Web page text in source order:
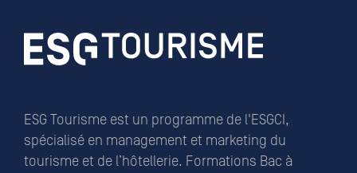
ESG Tourisme est un programme de l'ESGCI,
spécialisé en management et marketing du
tourisme et de l’hôtellerie. Formations Bac à